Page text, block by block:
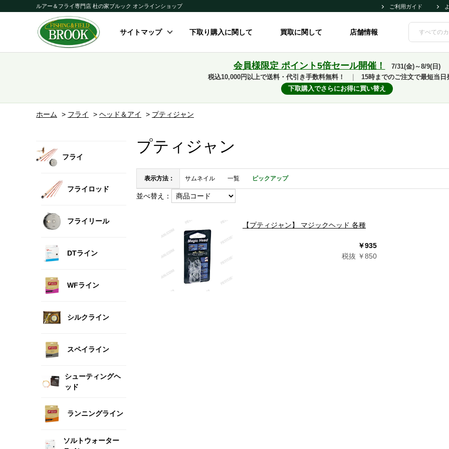
ルアー＆フライ専門店 杜の家ブルック オンラインショップ ご利用ガイド
サイトマップ 下取り購入に関して 買取に関して 店舗情報
会員様限定 ポイント5倍セール開催！
7/31(金)～8/9(日)
税込10,000円以上で送料・代引き手数料無料！
15時までのご注文で最短当日
下取購入でさらにお得に買い替え
ホーム > フライ > ヘッド＆アイ > プティジャン
フライ
フライロッド
フライリール
DTライン
WFライン
シルクライン
スペイライン
シューティングヘ
ッド
ランニングライン
ソルトウォーター
プティジャン
表示方法： サムネイル 一覧 ピックアップ
並べ替え：
【プティジャン】 マジックヘッド 各種
￥935
税抜 ￥850